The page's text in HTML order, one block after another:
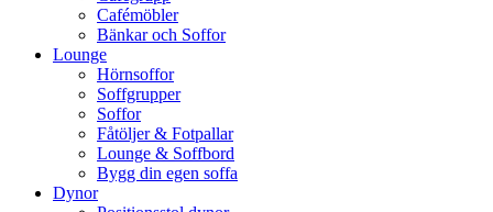
Cafémöbler
Bänkar och Soffor
Lounge
Hörnsoffor
Soffgrupper
Soffor
Fåtöljer & Fotpallar
Lounge & Soffbord
Bygg din egen soffa
Dynor